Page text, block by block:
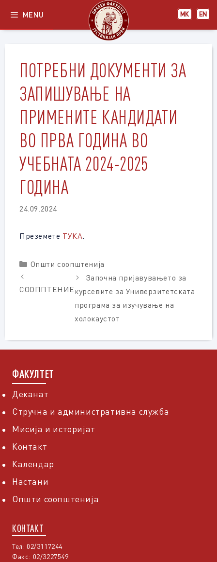
content
МК EN
MENU
ПОТРЕБНИ ДОКУМЕНТИ ЗА
ЗАПИШУВАЊЕ НА
ПРИМЕНИТЕ КАНДИДАТИ
ВО ПРВА ГОДИНА ВО
УЧЕБНАТА 2024-2025
ГОДИНА
24.09.2024
Преземете ТУКА.
Categories
Општи соопштенија
СООППТЕНИЕ
Започна пријавувањето за
курсевите за Универзитетската
програма за изучување на
холокаустот
ФАКУЛТЕТ
Деканат
Стручна и административна служба
Мисија и историјат
Контакт
Календар
Настани
Општи соопштенија
КОНТАКТ
Тел: 02/3117244
Факс: 02/3227549